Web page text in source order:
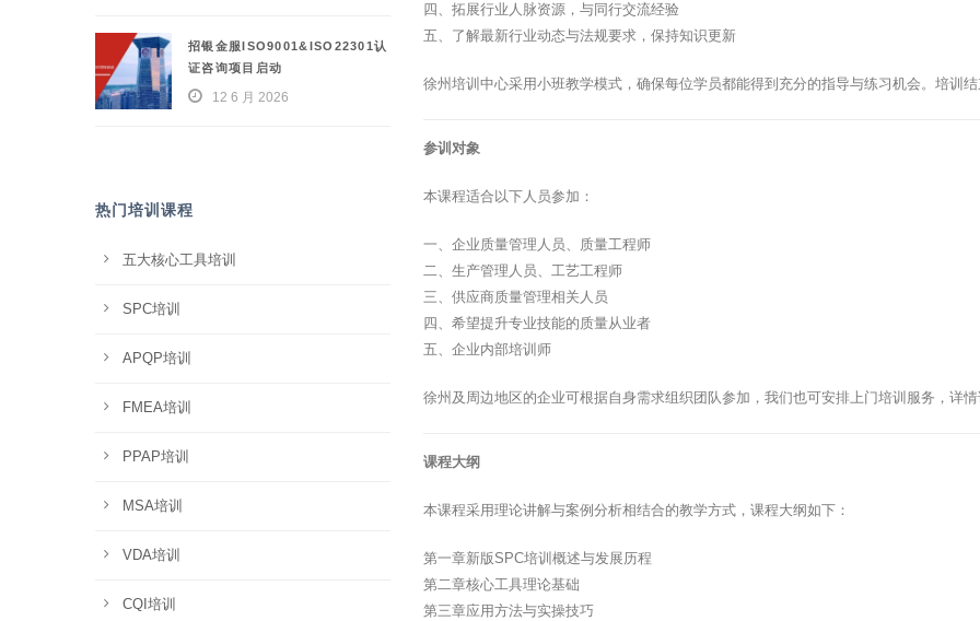
四、拓展行业人脉资源，与同行交流经验
五、了解最新行业动态与法规要求，保持知识更新
徐州培训中心采用小班教学模式，确保每位学员都能得到充分的指导与练习机会。培训
参训对象
本课程适合以下人员参加：
一、企业质量管理人员、质量工程师
二、生产管理人员、工艺工程师
三、供应商质量管理相关人员
四、希望提升专业技能的质量从业者
五、企业内部培训师
徐州及周边地区的企业可根据自身需求组织团队参加，我们也可安排上门培训服务，详情
课程大纲
本课程采用理论讲解与案例分析相结合的教学方式，课程大纲如下：
第一章新版SPC培训概述与发展历程
第二章核心工具理论基础
第三章应用方法与实操技巧
招银金服ISO9001&ISO22301认
证咨询项目启动
12 6 月 2026
热门培训课程
五大核心工具培训
SPC培训
APQP培训
FMEA培训
PPAP培训
MSA培训
VDA培训
CQI培训